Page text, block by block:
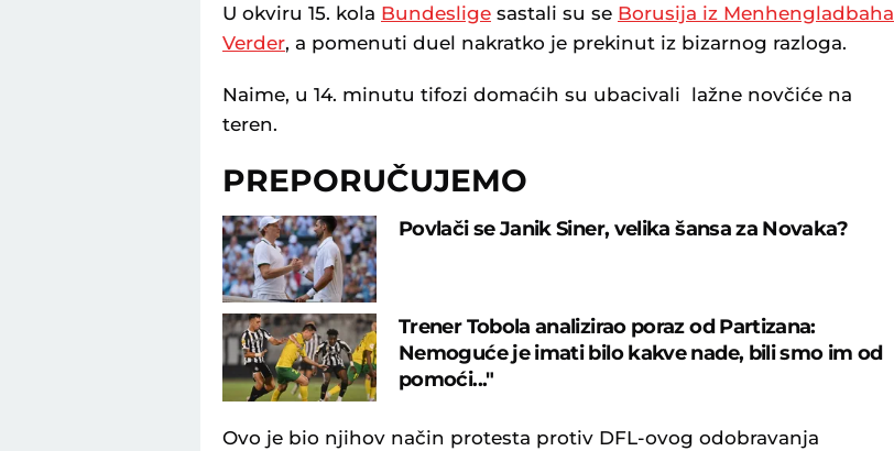
U okviru 15. kola Bundeslige sastali su se Borusija iz Menhengladbaha
Verder, a pomenuti duel nakratko je prekinut iz bizarnog razloga.
Naime, u 14. minutu tifozi domaćih su ubacivali lažne novčiće na
teren.
PREPORUČUJEMO
Povlači se Janik Siner, velika šansa za Novaka?
Trener Tobola analizirao poraz od Partizana:
Nemoguće je imati bilo kakve nade, bili smo im od
pomoći..."
Ovo je bio njihov način protesta protiv DFL-ovog odobravanja
Priština